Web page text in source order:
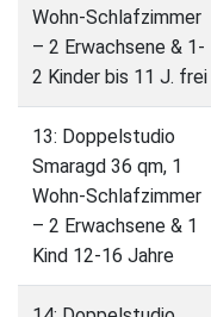
Wohn-Schlafzimmer
– 2 Erwachsene & 1-
2 Kinder bis 11 J. frei
13: Doppelstudio
Smaragd 36 qm, 1
Wohn-Schlafzimmer
– 2 Erwachsene & 1
Kind 12-16 Jahre